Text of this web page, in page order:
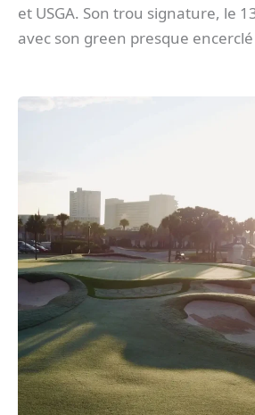
et USGA. Son trou signature, le
avec son green presque encerclé